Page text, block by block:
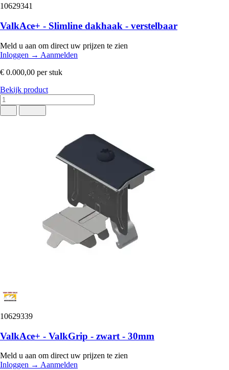
10629341
ValkAce+ - Slimline dakhaak - verstelbaar
Meld u aan om direct uw prijzen te zien
Inloggen → Aanmelden
€ 0.000,00 per stuk
Bekijk product
10629339
ValkAce+ - ValkGrip - zwart - 30mm
Meld u aan om direct uw prijzen te zien
Inloggen → Aanmelden